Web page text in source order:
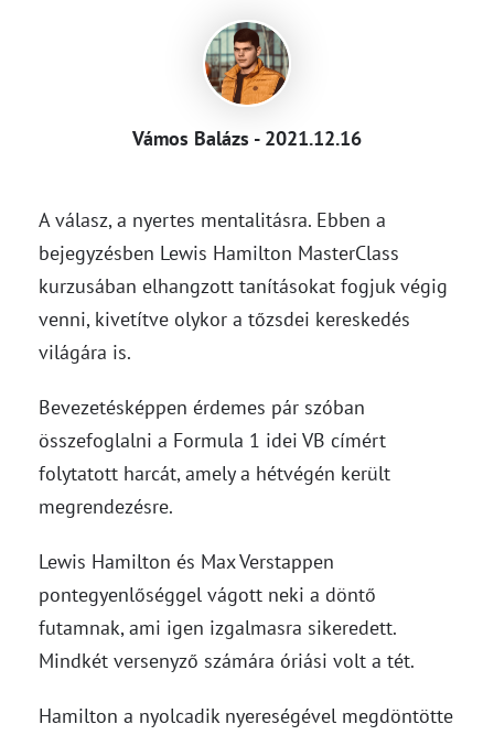
Vámos Balázs - 2021.12.16
A válasz, a nyertes mentalitásra. Ebben a
bejegyzésben Lewis Hamilton MasterClass
kurzusában elhangzott tanításokat fogjuk végig
venni, kivetítve olykor a tőzsdei kereskedés
világára is.
Bevezetésképpen érdemes pár szóban
összefoglalni a Formula 1 idei VB címért
folytatott harcát, amely a hétvégén került
megrendezésre.
Lewis Hamilton és Max Verstappen
pontegyenlőséggel vágott neki a döntő
futamnak, ami igen izgalmasra sikeredett.
Mindkét versenyző számára óriási volt a tét.
Hamilton a nyolcadik nyereségével megdöntötte